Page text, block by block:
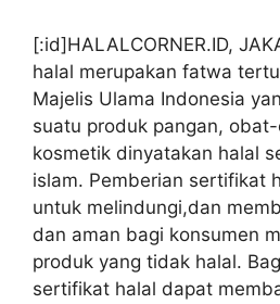
[:id]HALALCORNER.ID,
halal merupakan fatwa
Majelis Ulama Indonesia
suatu produk pangan,
kosmetik dinyatakan halal
islam. Pemberian sertifikat
untuk melindungi,dan
dan aman bagi konsumen
produk yang tidak halal.
sertifikat halal dapat